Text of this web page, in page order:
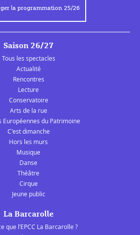
la programmation 25/26
Saison 26/27
Tous les spectacles
Actualité
Rencontres
Lecture
Conservatoire
Arts de la rue
Européennes du Patrimoine
C'est dimanche
Hors les murs
Musique
Danse
Théâtre
Cirque
Jeune public
La Barcarolle
que l’EPCC La Barcarolle ?